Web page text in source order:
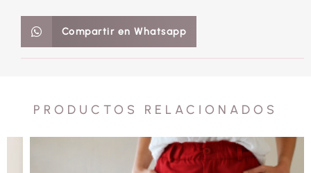
Compartir en Whatsapp
PRODUCTOS RELACIONADOS